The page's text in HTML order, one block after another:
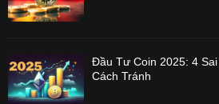
Đầu Tư Coin 2025: 4
Cách Tránh